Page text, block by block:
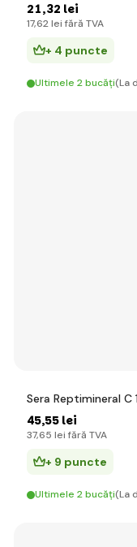
21,32 lei
17,62 lei fără TVA
+ 4 puncte
Ultimele 2 bucăți(La
Sera Reptimineral C
45,55 lei
37,65 lei fără TVA
+ 9 puncte
Ultimele 2 bucăți(La